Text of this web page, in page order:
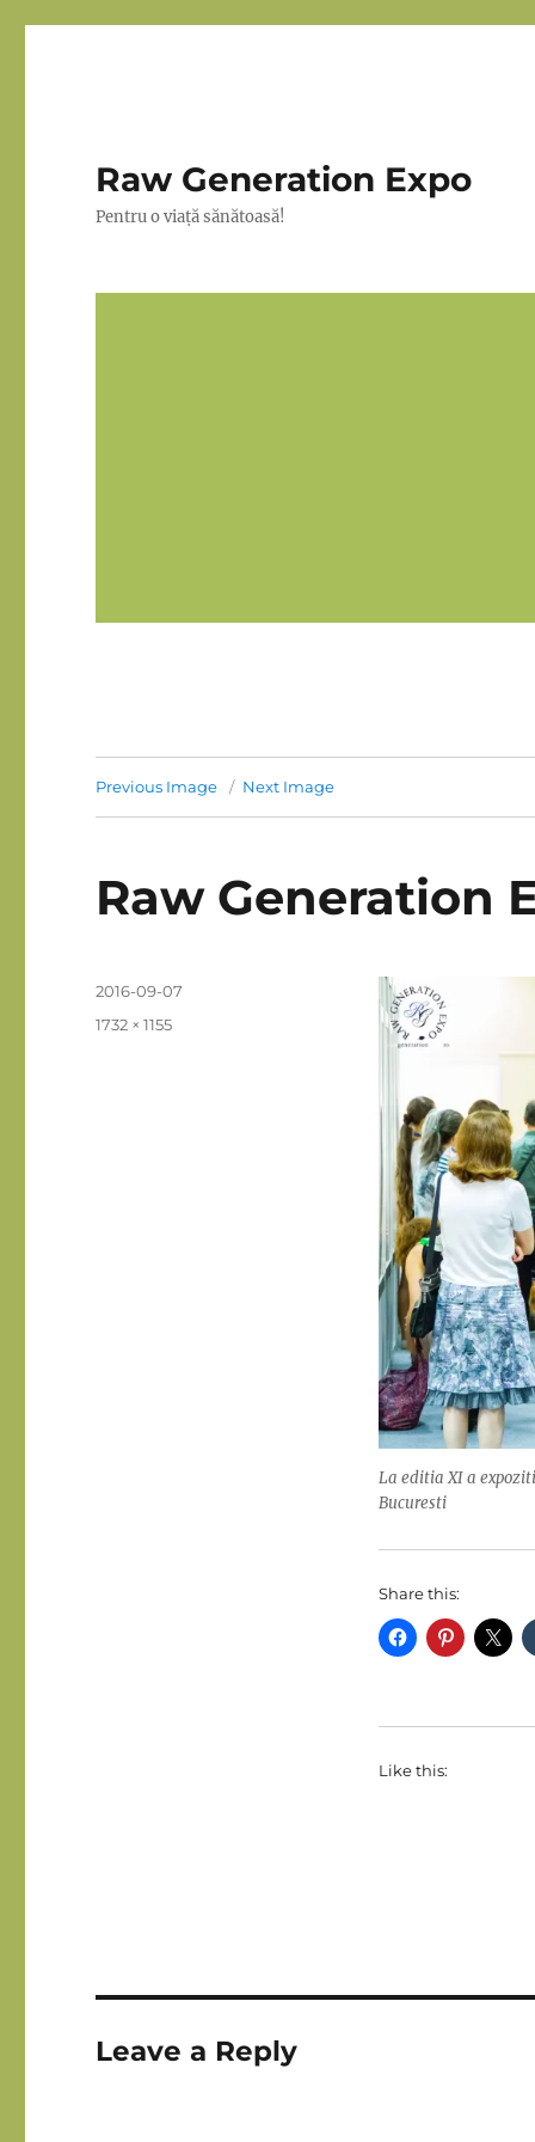
Raw Generation Expo
Pentru o viață sănătoasă!
Previous Image Next Image
Raw Generation
La editia XI a
Bucuresti
Share this:
Like this:
Posted
2016-09-07
Full
1732 × 1155
Leave a Reply